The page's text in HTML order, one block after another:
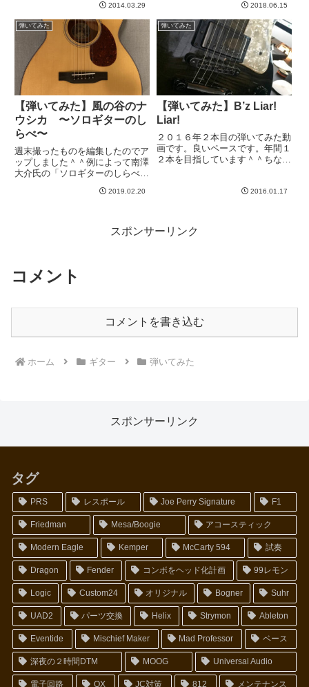
イトを利用させてもらいましたこ
の曲は２点苦労しました。1. Aメ
ロのバッキングの和音がきれいに
弾けない。2. メインリ...
2014.03.29
ったん区切りをつけるべく録画。
OM1A JLとD28の2本でそれぞれ
撮ってみました。あ、ラピュタラ
ピュタいってますが、南...
2018.06.15
弾いてみた
【弾いてみた】風の谷のナ
ウシカ 〜ソロギターのし
らべ〜
週末撮ったものを編集したのでア
ップしました＾＾例によって南澤
大介氏の「ソロギターのしらべ
安田成美が歌ってる曲ですね。失
女に歌わせるんだろう、と思っ
2019.02.20
弾いてみた
【弾いてみた】B’z Liar!
Liar!
２０１６年２本目の弾いてみた動
画です。良いペースです。年間１
２本を目指しています＾＾ちなみ
年は６本でした。→ 過去の「弾
2016.01.17
スポンサーリンク
コメント
コメントを書き込む
ホーム ギター 弾いてみた
スポンサーリンク
タグ
PRS レスポール Joe Perry Signature F1
Friedman Mesa/Boogie アコースティック
Modern Eagle Kemper McCarty 594 試奏
Dragon Fender コンボをヘッド化計画 99レモン
Logic Custom24 オリジナル Bogner Suhr
UAD2 パーツ交換 Helix Strymon Ableton
Eventide Mischief Maker Mad Professor ベース
深夜の２時間DTM MOOG Universal Audio
電子回路 OX JC対策 812 メンテナンス